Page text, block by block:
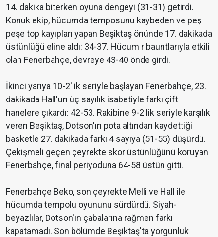
14. dakika biterken oyuna dengeyi (31-31) getirdi.
Konuk ekip, hücumda temposunu kaybeden ve peş
peşe top kayıpları yapan Beşiktaş önünde 17. dakikada
üstünlüğü eline aldı: 34-37. Hücum ribauntlarıyla etkili
olan Fenerbahçe, devreye 43-40 önde girdi.
İkinci yarıya 10-2'lik seriyle başlayan Fenerbahçe, 23.
dakikada Hall'un üç sayılık isabetiyle farkı çift
hanelere çıkardı: 42-53. Rakibine 9-2'lik seriyle karşılık
veren Beşiktaş, Dotson'ın pota altından kaydettiği
basketle 27. dakikada farkı 4 sayıya (51-55) düşürdü.
Çekişmeli geçen çeyrekte skor üstünlüğünü koruyan
Fenerbahçe, final periyoduna 64-58 üstün gitti.
Fenerbahçe Beko, son çeyrekte Melli ve Hall ile
hücumda tempolu oyununu sürdürdü. Siyah-
beyazlılar, Dotson'ın çabalarına rağmen farkı
kapatamadı. Son bölümde Beşiktaş'ta yorgunluk